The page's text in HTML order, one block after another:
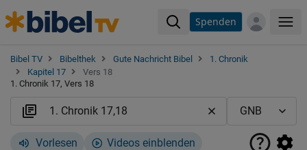
Spenden
Bibel TV Bibelthek Gute Nachricht Bibel
1. Chronik
Kapitel 17
Vers 18
1. Chronik 17, Vers 18
Vorlesen Videos einblenden